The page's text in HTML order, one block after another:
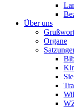
Über uns
Grußwort
Organe